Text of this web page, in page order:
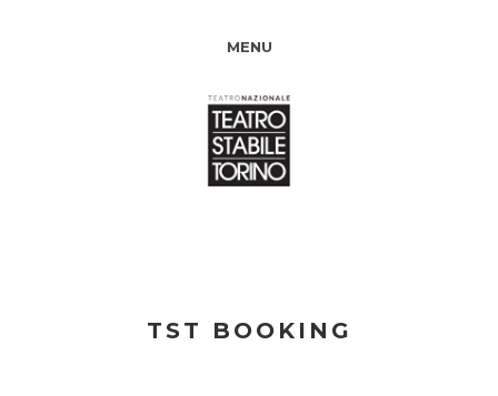
MENU
TST BOOKING